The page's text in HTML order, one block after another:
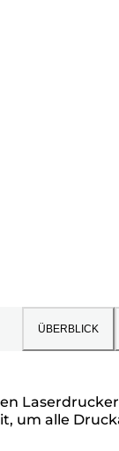
ÜBERBLICK
um alle